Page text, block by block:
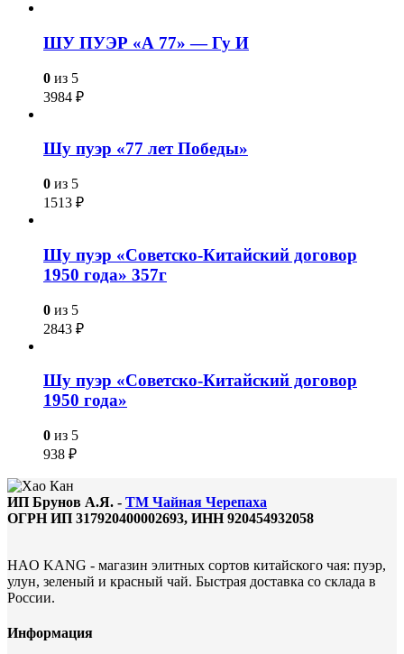
ШУ ПУЭР «А 77» — Гу И
0 из 5
3984 ₽
Шу пуэр «77 лет Победы»
0 из 5
1513 ₽
Шу пуэр «Советско-Китайский договор
1950 года» 357г
0 из 5
2843 ₽
Шу пуэр «Советско-Китайский договор
1950 года»
0 из 5
938 ₽
ИП Брунов А.Я. - ТМ Чайная Черепаха
ОГРН ИП 317920400002693, ИНН 920454932058
HAO KANG - магазин элитных сортов китайского чая: пуэр,
улун, зеленый и красный чай. Быстрая доставка со склада в
России.
Информация